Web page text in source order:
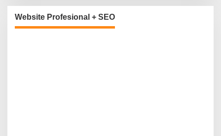
Website Profesional + SEO